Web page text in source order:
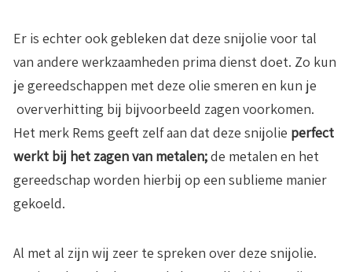
Er is echter ook gebleken dat deze snijolie voor tal
van andere werkzaamheden prima dienst doet. Zo kun
je gereedschappen met deze olie smeren en kun je
oververhitting bij bijvoorbeeld zagen voorkomen.
Het merk Rems geeft zelf aan dat deze snijolie perfect
werkt bij het zagen van metalen;de metalen en het
gereedschap worden hierbij op een sublieme manier
gekoeld.
Al met al zijn wij zeer te spreken over deze snijolie.